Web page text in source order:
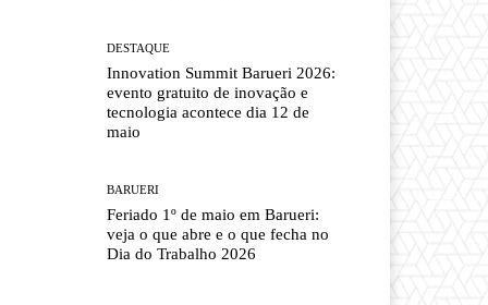
DESTAQUE
Innovation Summit Barueri 2026:
evento gratuito de inovação e
tecnologia acontece dia 12 de
maio
BARUERI
Feriado 1º de maio em Barueri:
veja o que abre e o que fecha no
Dia do Trabalho 2026